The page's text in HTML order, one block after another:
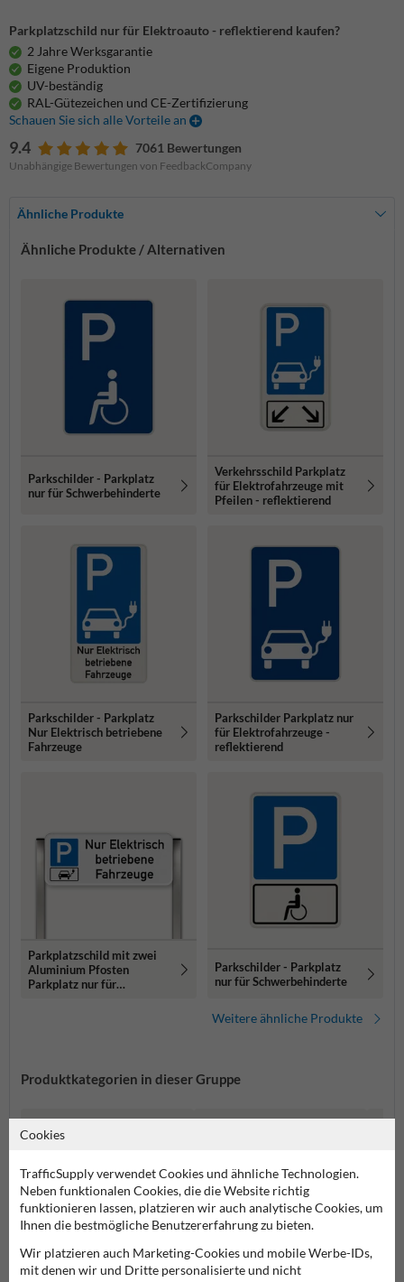
Parkplatzschild nur für Elektroauto - reflektierend kaufen?
2 Jahre Werksgarantie
Eigene Produktion
UV-beständig
RAL-Gütezeichen und CE-Zertifizierung
Schauen Sie sich alle Vorteile an
9.4 7061 Bewertungen
Unabhängige Bewertungen von FeedbackCompany
Ähnliche Produkte
Ähnliche Produkte / Alternativen
Parkschilder - Parkplatz
nur für Schwerbehinderte
Verkehrsschild Parkplatz
für Elektrofahrzeuge mit
Pfeilen - reflektierend
Parkschilder - Parkplatz
Nur Elektrisch betriebene
Fahrzeuge
Parkschilder Parkplatz nur
für Elektrofahrzeuge -
reflektierend
Parkplatzschild mit zwei
Aluminium Pfosten
Parkplatz nur für
Parkschilder - Parkplatz
nur für Schwerbehinderte
Weitere ähnliche Produkte
Produktkategorien in dieser Gruppe
Cookies
TrafficSupply verwendet Cookies und ähnliche Technologien.
Neben funktionalen Cookies, die die Website richtig
funktionieren lassen, platzieren wir auch analytische Cookies, um
Ihnen die bestmögliche Benutzererfahrung zu bieten.
Wir platzieren auch Marketing-Cookies und mobile Werbe-IDs,
mit denen wir und Dritte personalisierte und nicht